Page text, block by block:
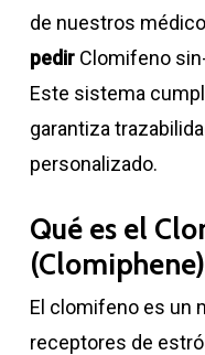
de nuestros
pedirClomifeno
Este sistema
garantiza
personalizado.
Qué es el
(Clomiphene)
El clomifeno es un
receptores de